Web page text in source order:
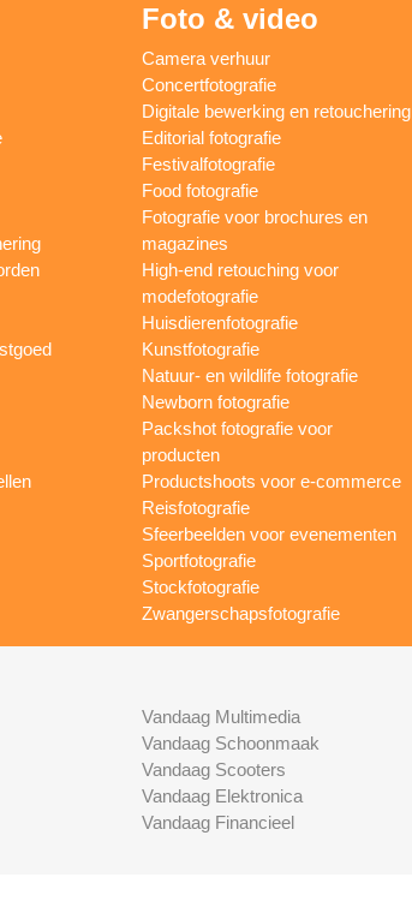
Foto & video
Camera verhuur
Concertfotografie
Digitale bewerking en retouchering
Editorial fotografie
Festivalfotografie
Food fotografie
Fotografie voor brochures en
magazines
High-end retouching voor
modefotografie
Huisdierenfotografie
Kunstfotografie
Natuur- en wildlife fotografie
Newborn fotografie
Packshot fotografie voor
producten
Productshoots voor e-commerce
Reisfotografie
Sfeerbeelden voor evenementen
Sportfotografie
Stockfotografie
Zwangerschapsfotografie
Vandaag Multimedia
Vandaag Schoonmaak
Vandaag Scooters
Vandaag Elektronica
Vandaag Financieel